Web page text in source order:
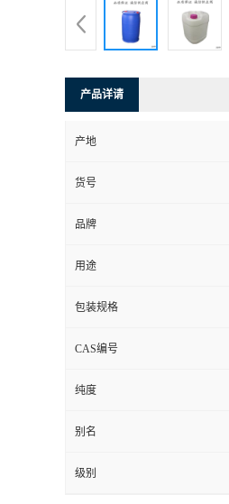
产品详请
产地
货号
品牌
用途
包装规格
CAS编号
纯度
别名
级别